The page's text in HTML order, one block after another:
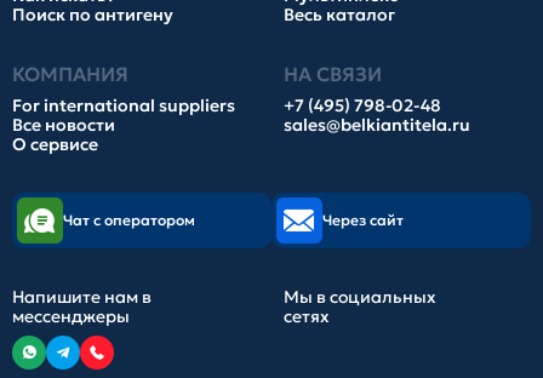
Поиск по антигену
Весь каталог
КОМПАНИЯ
For international suppliers
Все новости
О сервисе
НА СВЯЗИ
+7 (495) 798-02-48
sales@belkiantitela.ru
Чат с оператором Через сайт
Напишите нам в
мессенджеры
Мы в социальных
сетях